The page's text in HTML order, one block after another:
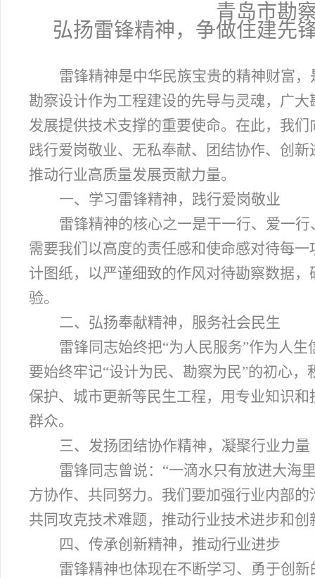
青岛市勘
弘扬雷锋精神，争做住建先
雷锋精神是中华民族宝贵的精神财富
勘察设计作为工程建设的先导与灵魂，广
发展提供技术支撑的重要使命。在此，我
践行爱岗敬业、无私奉献、团结协作、创
推动行业高质量发展贡献力量。
一、学习雷锋精神，践行爱岗敬业
雷锋精神的核心之一是干一行、爱一
需要我们以高度的责任感和使命感对待每
计图纸，以严谨细致的作风对待勘察数据
验。
二、弘扬奉献精神，服务社会民生
雷锋同志始终把“为人民服务”作为人
要始终牢记“设计为民、勘察为民”的初心
保护、城市更新等民生工程，用专业知识
群众。
三、发扬团结协作精神，凝聚行业力量
雷锋同志曾说：“一滴水只有放进大海
方协作、共同努力。我们要加强行业内部
共同攻克技术难题，推动行业技术进步和创
四、传承创新精神，推动行业进步
雷锋精神也体现在不断学习、勇于创